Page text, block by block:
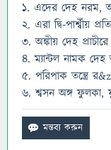
১. এদের দেহ নরম,
২. এরা দ্বি-পার্শ্বীয়
৩. অঙ্কীয় দেহ
৪. ম্যান্টল নামক
৫. পরিপাক তন্ত্রে
৬. শ্বসন অঙ্গ ফুলকা,